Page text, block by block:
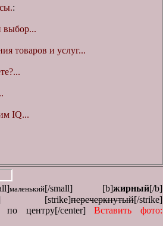
:
выбор...
товаров и услуг...
IQ...
маленький[/small] [b]жирный[/b]
[strike]перечеркнутый[/strike]
по центру[/center]Вставить фото: